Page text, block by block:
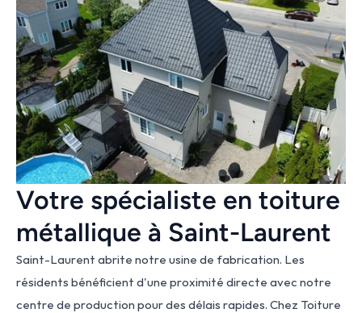
Votre spécialiste en toiture
métallique à Saint-Laurent
Saint-Laurent abrite notre usine de fabrication. Les
résidents bénéficient d'une proximité directe avec notre
centre de production pour des délais rapides. Chez Toiture